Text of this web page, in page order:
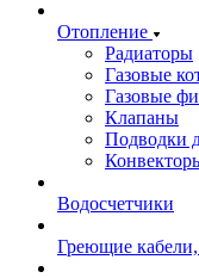
Отопление
Радиаторы
Газовые
Газовые
Клапаны
Подводки
Водосчетчики
Греющие